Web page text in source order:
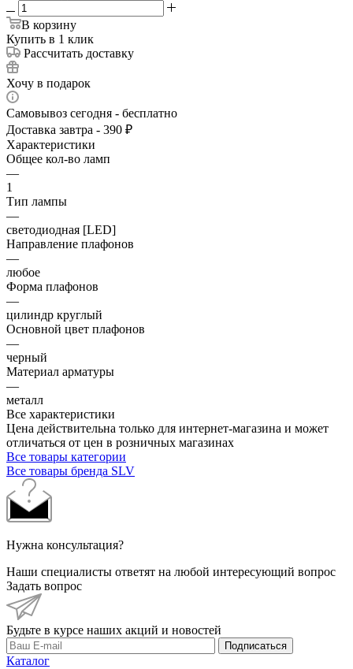
В корзину
Купить в 1 клик
Рассчитать доставку
Хочу в подарок
Самовывоз сегодня - бесплатно
Доставка завтра - 390 ₽
Характеристики
Общее кол-во ламп
—
1
Тип лампы
—
светодиодная [LED]
Направление плафонов
—
любое
Форма плафонов
—
цилиндр круглый
Основной цвет плафонов
—
черный
Материал арматуры
—
металл
Все характеристики
Цена действительна только для интернет-магазина и может
отличаться от цен в розничных магазинах
Все товары категории
Все товары бренда SLV
Нужна консультация?
Наши специалисты ответят на любой интересующий вопрос
Задать вопрос
Будьте в курсе наших акций и новостей
Подписаться
Каталог